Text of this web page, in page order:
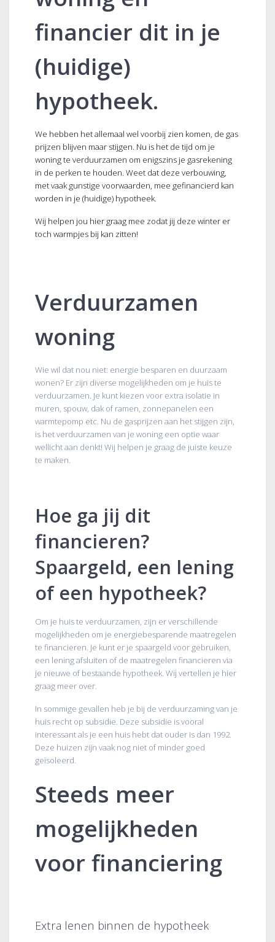
financier dit in je
(huidige)
hypotheek.
We hebben het allemaal wel voorbij zien komen, de gas
prijzen blijven maar stijgen. Nu is het de tijd om je
woning te verduurzamen om enigszins je gasrekening
in de perken te houden. Weet dat deze verbouwing,
met vaak gunstige voorwaarden, mee gefinancierd kan
worden in je (huidige) hypotheek.
Wij helpen jou hier graag mee zodat jij deze winter er
toch warmpjes bij kan zitten!
Verduurzamen
woning
Wie wil dat nou niet: energie besparen en duurzaam
wonen? Er zijn diverse mogelijkheden om je huis te
verduurzamen. Je kunt kiezen voor extra isolatie in
muren, spouw, dak of ramen, zonnepanelen een
warmtepomp etc. Nu de gasprijzen aan het stijgen zijn,
is het verduurzamen van je woning een optie waar
wellicht aan denkt! Wij helpen je graag de juiste keuze
te maken.
Hoe ga jij dit
financieren?
Spaargeld, een lening
of een hypotheek?
Om je huis te verduurzamen, zijn er verschillende
mogelijkheden om je energiebesparende maatregelen
te financieren. Je kunt er je spaargeld voor gebruiken,
een lening afsluiten of de maatregelen financieren via
je nieuwe of bestaande hypotheek. Wij vertellen je hier
graag meer over.
In sommige gevallen heb je bij de verduurzaming van je
huis recht op subsidie. Deze subsidie is vooral
interessant als je een huis hebt dat ouder is dan 1992.
Deze huizen zijn vaak nog niet of minder goed
geïsoleerd.
Steeds meer
mogelijkheden
voor financiering
Extra lenen binnen de hypotheek